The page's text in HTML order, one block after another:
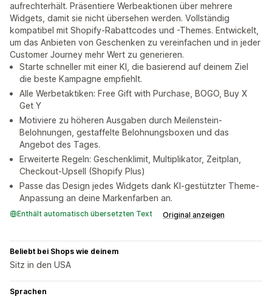
aufrechterhält. Präsentiere Werbeaktionen über mehrere
Widgets, damit sie nicht übersehen werden. Vollständig
kompatibel mit Shopify-Rabattcodes und -Themes. Entwickelt,
um das Anbieten von Geschenken zu vereinfachen und in jeder
Customer Journey mehr Wert zu generieren.
Starte schneller mit einer KI, die basierend auf deinem Ziel
die beste Kampagne empfiehlt.
Alle Werbetaktiken: Free Gift with Purchase, BOGO, Buy X
Get Y
Motiviere zu höheren Ausgaben durch Meilenstein-
Belohnungen, gestaffelte Belohnungsboxen und das
Angebot des Tages.
Erweiterte Regeln: Geschenklimit, Multiplikator, Zeitplan,
Checkout-Upsell (Shopify Plus)
Passe das Design jedes Widgets dank KI-gestützter Theme-
Anpassung an deine Markenfarben an.
Enthält automatisch übersetzten Text Original anzeigen
Beliebt bei Shops wie deinem
Sitz in den USA
Sprachen